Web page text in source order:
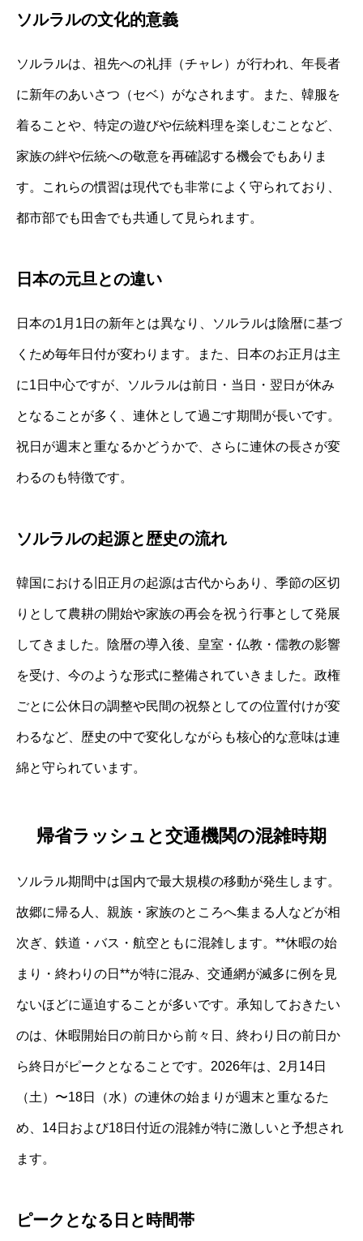
ソルラルの文化的意義
ソルラルは、祖先への礼拝（チャレ）が行われ、年長者
に新年のあいさつ（セベ）がなされます。また、韓服を
着ることや、特定の遊びや伝統料理を楽しむことなど、
家族の絆や伝統への敬意を再確認する機会でもありま
す。これらの慣習は現代でも非常によく守られており、
都市部でも田舎でも共通して見られます。
日本の元旦との違い
日本の1月1日の新年とは異なり、ソルラルは陰暦に基づ
くため毎年日付が変わります。また、日本のお正月は主
に1日中心ですが、ソルラルは前日・当日・翌日が休み
となることが多く、連休として過ごす期間が長いです。
祝日が週末と重なるかどうかで、さらに連休の長さが変
わるのも特徴です。
ソルラルの起源と歴史の流れ
韓国における旧正月の起源は古代からあり、季節の区切
りとして農耕の開始や家族の再会を祝う行事として発展
してきました。陰暦の導入後、皇室・仏教・儒教の影響
を受け、今のような形式に整備されていきました。政権
ごとに公休日の調整や民間の祝祭としての位置付けが変
わるなど、歴史の中で変化しながらも核心的な意味は連
綿と守られています。
帰省ラッシュと交通機関の混雑時期
ソルラル期間中は国内で最大規模の移動が発生します。
故郷に帰る人、親族・家族のところへ集まる人などが相
次ぎ、鉄道・バス・航空ともに混雑します。**休暇の始
まり・終わりの日**が特に混み、交通網が滅多に例を見
ないほどに逼迫することが多いです。承知しておきたい
のは、休暇開始日の前日から前々日、終わり日の前日か
ら終日がピークとなることです。2026年は、2月14日
（土）〜18日（水）の連休の始まりが週末と重なるた
め、14日および18日付近の混雑が特に激しいと予想され
ます。
ピークとなる日と時間帯